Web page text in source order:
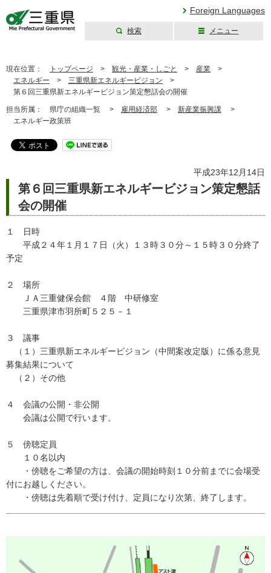
Foreign Languages
検索 メニュー
現在位置： トップページ > 観光・産業・しごと > 産業 >
エネルギー > 三重県新エネルギービジョン >
第６回三重県新エネルギービジョン策定懇話会の開催
担当所属： 県庁の組織一覧 > 雇用経済部 > 新産業振興課 >
エネルギー政策班
平成23年12月14日
第６回三重県新エネルギービジョン策定懇話
会の開催
１ 日時
平成２４年１月１７日（火）１３時３０分～１５時３０分終了
予定
２ 場所
ＪＡ三重健保会館 ４階 中研修室
三重県津市羽所町５２５－１
３ 議事
（１）三重県新エネルギービジョン（中間案改定版）に係る意見
募集結果について
（２）その他
４ 会議の公開・非公開
会議は公開で行います。
５ 傍聴定員
１０名以内
・傍聴をご希望の方は、会議の開始時刻１０分前までに会場受
付にお越しください。
・傍聴は先着順で受け付け、定員になり次第、終了します。